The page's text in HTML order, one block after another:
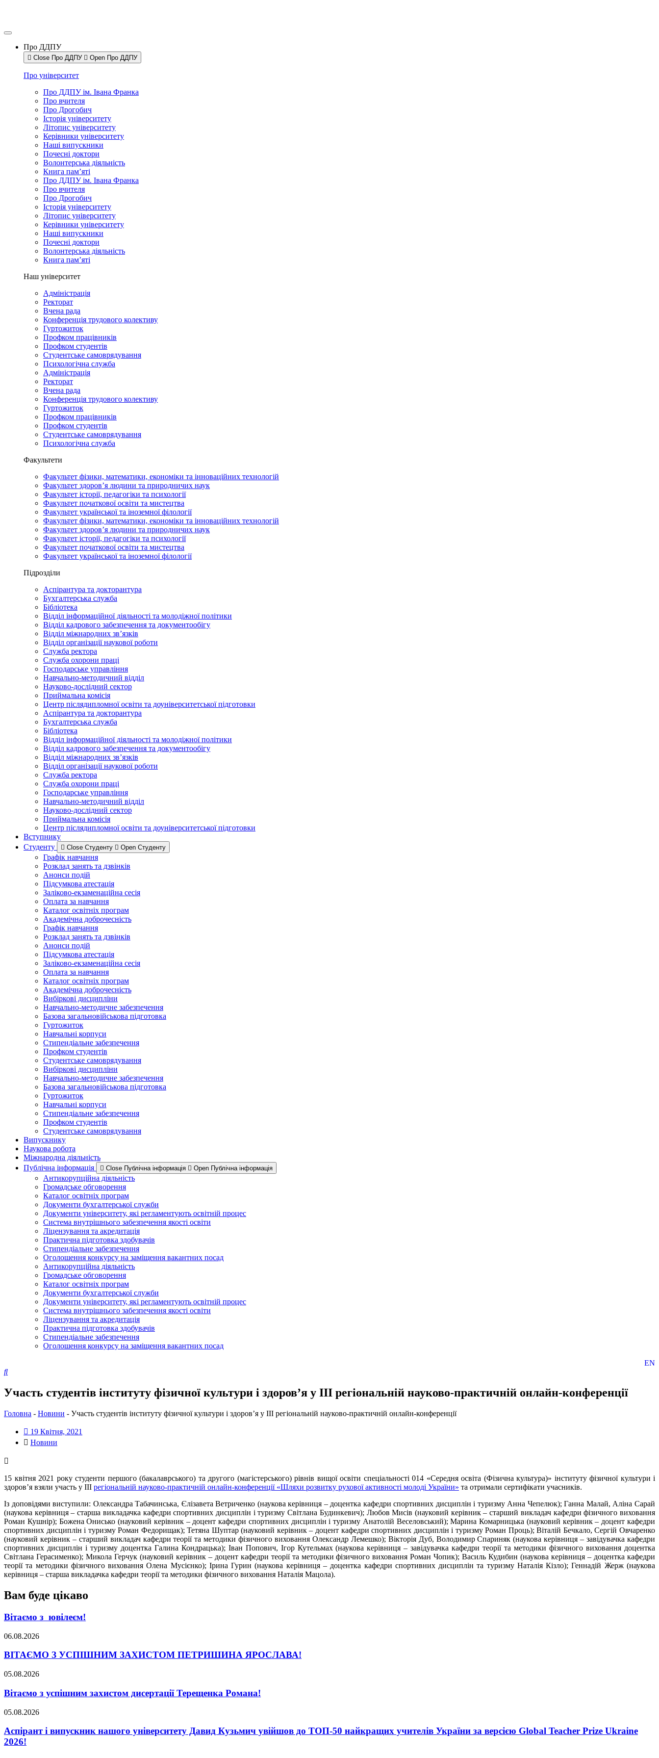
Про ДДПУ
Close Про ДДПУ Open Про ДДПУ
Про університет
Про ДДПУ ім. Івана Франка
Про вчителя
Про Дрогобич
Історія університету
Літопис університету
Керівники університету
Наші випускники
Почесні доктори
Волонтерська діяльність
Книга пам’яті
Про ДДПУ ім. Івана Франка
Про вчителя
Про Дрогобич
Історія університету
Літопис університету
Керівники університету
Наші випускники
Почесні доктори
Волонтерська діяльність
Книга пам’яті
Наш університет
Адміністрація
Ректорат
Вчена рада
Конференція трудового колективу
Гуртожиток
Профком працівників
Профком студентів
Студентське самоврядування
Психологічна служба
Адміністрація
Ректорат
Вчена рада
Конференція трудового колективу
Гуртожиток
Профком працівників
Профком студентів
Студентське самоврядування
Психологічна служба
Факультети
Факультет фізики, математики, економіки та інноваційних технологій
Факультет здоров’я людини та природничих наук
Факультет історії, педагогіки та психології
Факультет початкової освіти та мистецтва
Факультет української та іноземної філології
Факультет фізики, математики, економіки та інноваційних технологій
Факультет здоров’я людини та природничих наук
Факультет історії, педагогіки та психології
Факультет початкової освіти та мистецтва
Факультет української та іноземної філології
Підрозділи
Аспірантура та докторантура
Бухгалтерська служба
Бібліотека
Відділ інформаційної діяльності та молодіжної політики
Відділ кадрового забезпечення та документообігу
Відділ міжнародних зв’язків
Відділ організації наукової роботи
Служба ректора
Служба охорони праці
Господарське управління
Навчально-методичний відділ
Науково-дослідний сектор
Приймальна комісія
Центр післядипломної освіти та доуніверситетської підготовки
Аспірантура та докторантура
Бухгалтерська служба
Бібліотека
Відділ інформаційної діяльності та молодіжної політики
Відділ кадрового забезпечення та документообігу
Відділ міжнародних зв’язків
Відділ організації наукової роботи
Служба ректора
Служба охорони праці
Господарське управління
Навчально-методичний відділ
Науково-дослідний сектор
Приймальна комісія
Центр післядипломної освіти та доуніверситетської підготовки
Вступнику
Студенту
Close Студенту Open Студенту
Графік навчання
Розклад занять та дзвінків
Анонси подій
Підсумкова атестація
Заліково-екзаменаційна сесія
Оплата за навчання
Каталог освітніх програм
Академічна доброчесність
Графік навчання
Розклад занять та дзвінків
Анонси подій
Підсумкова атестація
Заліково-екзаменаційна сесія
Оплата за навчання
Каталог освітніх програм
Академічна доброчесність
Вибіркові дисципліни
Навчально-методичне забезпечення
Базова загальновійськова підготовка
Гуртожиток
Навчальні корпуси
Стипендіальне забезпечення
Профком студентів
Студентське самоврядування
Вибіркові дисципліни
Навчально-методичне забезпечення
Базова загальновійськова підготовка
Гуртожиток
Навчальні корпуси
Стипендіальне забезпечення
Профком студентів
Студентське самоврядування
Випускнику
Наукова робота
Міжнародна діяльність
Публічна інформація
Close Публічна інформація Open Публічна інформація
Антикорупційна діяльність
Громадське обговорення
Каталог освітніх програм
Документи бухгалтерської служби
Документи університету, які регламентують освітній процес
Система внутрішнього забезпечення якості освіти
Ліцензування та акредитація
Практична підготовка здобувачів
Стипендіальне забезпечення
Оголошення конкурсу на заміщення вакантних посад
Антикорупційна діяльність
Громадське обговорення
Каталог освітніх програм
Документи бухгалтерської служби
Документи університету, які регламентують освітній процес
Система внутрішнього забезпечення якості освіти
Ліцензування та акредитація
Практична підготовка здобувачів
Стипендіальне забезпечення
Оголошення конкурсу на заміщення вакантних посад
EN
Участь студентів інституту фізичної культури і здоров’я у ІІІ регіональній науково-практичній онлайн-конференції
Головна - Новини - Участь студентів інституту фізичної культури і здоров’я у ІІІ регіональній науково-практичній онлайн-конференції
19 Квітня, 2021
Новини
15 квітня 2021 року студенти першого (бакалаврського) та другого (магістерського) рівнів вищої освіти спеціальності 014 «Середня освіта (Фізична культура)» інституту фізичної культури і
здоров’я взяли участь у ІІІ регіональній науково-практичній онлайн-конференції «Шляхи розвитку рухової активності молоді України» та отримали сертифікати учасників.
Із доповідями виступили: Олександра Табачинська, Єлізавета Ветриченко (наукова керівниця – доцентка кафедри спортивних дисциплін і туризму Анна Чепелюк); Ганна Малай, Аліна Сарай
(наукова керівниця – старша викладачка кафедри спортивних дисциплін і туризму Світлана Будинкевич); Любов Мисів (науковий керівник – старший викладач кафедри фізичного виховання
Роман Кушнір); Божена Онисько (науковий керівник – доцент кафедри спортивних дисциплін і туризму Анатолій Веселовський); Марина Комарницька (науковий керівник – доцент кафедри
спортивних дисциплін і туризму Роман Федорищак); Тетяна Шуптар (науковий керівник – доцент кафедри спортивних дисциплін і туризму Роман Проць); Віталій Бечкало, Сергій Овчаренко
(науковий керівник – старший викладач кафедри теорії та методики фізичного виховання Олександр Лемешко); Вікторія Дуб, Володимир Спариняк (наукова керівниця – завідувачка кафедри
спортивних дисциплін і туризму доцентка Галина Кондрацька); Іван Попович, Ігор Кутельмах (наукова керівниця – завідувачка кафедри теорії та методики фізичного виховання доцентка
Світлана Герасименко); Микола Герчук (науковий керівник – доцент кафедри теорії та методики фізичного виховання Роман Чопик); Василь Кудибин (наукова керівниця – доцентка кафедри
теорії та методики фізичного виховання Олена Мусієнко); Ірина Гурин (наукова керівниця – доцентка кафедри спортивних дисциплін та туризму Наталія Кізло); Геннадій Жерж (наукова
керівниця – старша викладачка кафедри теорії та методики фізичного виховання Наталія Мацола).
Вам буде цікаво
Вітаємо з ювілеєм!
06.08.2026
ВІТАЄМО З УСПІШНИМ ЗАХИСТОМ ПЕТРИШИНА ЯРОСЛАВА!
05.08.2026
Вітаємо з успішним захистом дисертації Терещенка Романа!
05.08.2026
Аспірант і випускник нашого університету Давид Кузьмич увійшов до ТОП-50 найкращих учителів України за версією Global Teacher Prize Ukraine
2026!